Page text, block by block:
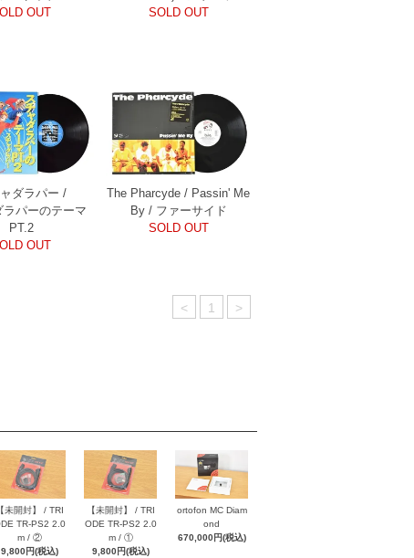
OUT
SOLD OUT
ダラパー /
ラパーのテーマ
PT.2
OUT
The Pharcyde / Passin' Me
By / ファーサイド
SOLD OUT
< 1 >
【未開封】 / TRI
TR-PS2 2.0
m / ②
9,800円(税込)
【未開封】 / TRI
ODE TR-PS2 2.0
m / ①
9,800円(税込)
ortofon MC Diam
ond
670,000円(税込)